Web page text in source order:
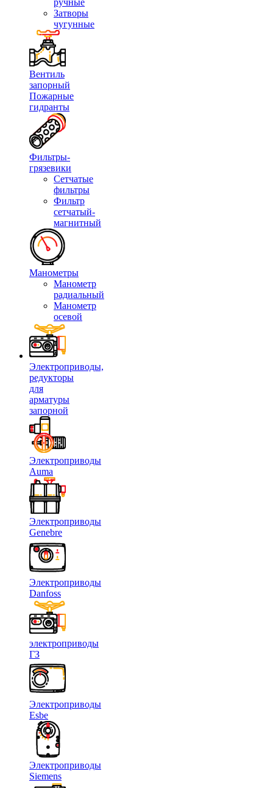
ручные
Затворы
чугунные
Вентиль
запорный
Пожарные
гидранты
Фильтры-
грязевики
Сетчатые
фильтры
Фильтр
сетчатый-
магнитный
Манометры
Манометр
радиальный
Манометр
осевой
Электроприводы,
редукторы
для
арматуры
запорной
Электроприводы
Auma
Электроприводы
Genebre
Электроприводы
Danfoss
электроприводы
ГЗ
Электроприводы
Esbe
Электроприводы
Siemens